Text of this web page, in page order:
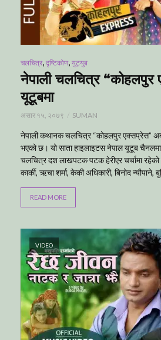
चलचित्र, दृष्टिकोण, युट्युब
नेपाली चलचित्र “कोहलपुर
यूटूबमा
असार १५, २०७९ SUMAN
नेपाली कथानक चलचित्र “कोहलपुर एक्सप्रेस”
भएको छ। यो साता हाइलाइटस नेपाल यूटूब
चलचित्र दश लाखपटक पटक हेरीएर चर्चामा
कार्की, ऋचा शर्मा, केकी अधिकारी, बिनोद न्यौपाने,
READ MORE
VIDEO